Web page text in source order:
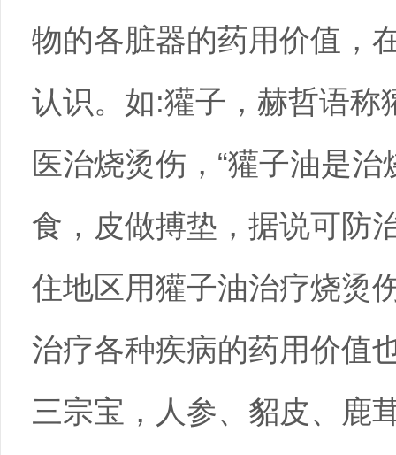
物的各脏器的药用价值，
认识。如:獾子，赫哲语称
医治烧烫伤，“獾子油是
食，皮做搏垫，据说可防
住地区用獾子油治疗烧烫
治疗各种疾病的药用价值
三宗宝，人参、貂皮、鹿